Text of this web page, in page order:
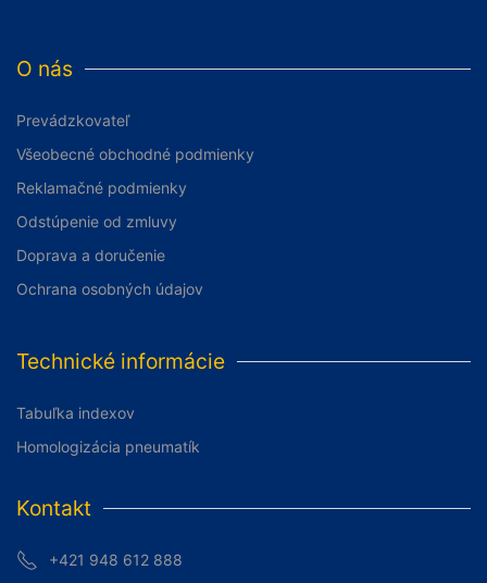
O nás
Prevádzkovateľ
Všeobecné obchodné podmienky
Reklamačné podmienky
Odstúpenie od zmluvy
Doprava a doručenie
Ochrana osobných údajov
Technické informácie
Tabuľka indexov
Homologizácia pneumatík
Kontakt
+421 948 612 888